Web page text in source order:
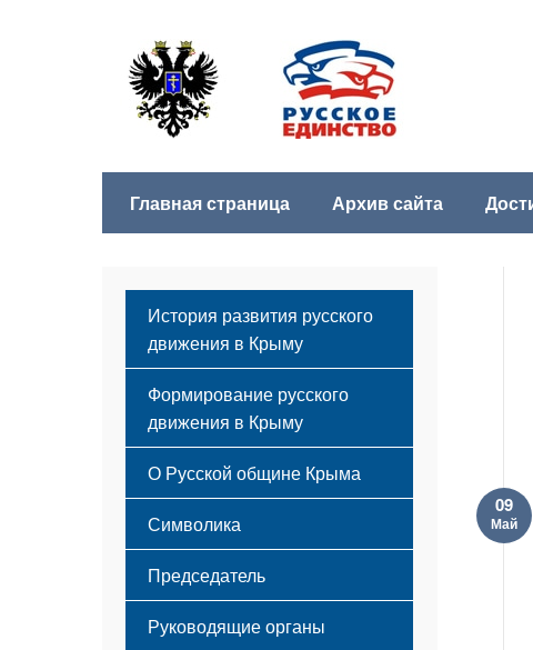
Главная страница Архив сайта
09
Май
История развития русского
движения в Крыму
Формирование русского
движения в Крыму
Русский Крым
О Русской общине Крыма
Этапы становления
Принципы деятельности
Структура
Мероприятия
Символика
Флаг
Герб
Гимн
Председатель
Руководящие органы